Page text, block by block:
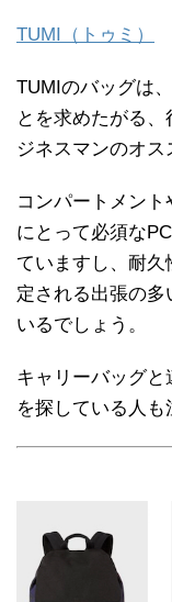
TUMI（トゥミ）
TUMIのバッグは
とを求めたがる
ジネスマンのオス
コンパートメン
にとって必須な
ていますし、耐
定される出張の
いるでしょう。
キャリーバッグ
を探している人も